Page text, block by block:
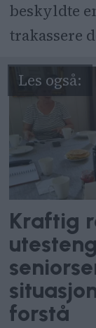
beskyldte
trakassere
Kraftig
forstå